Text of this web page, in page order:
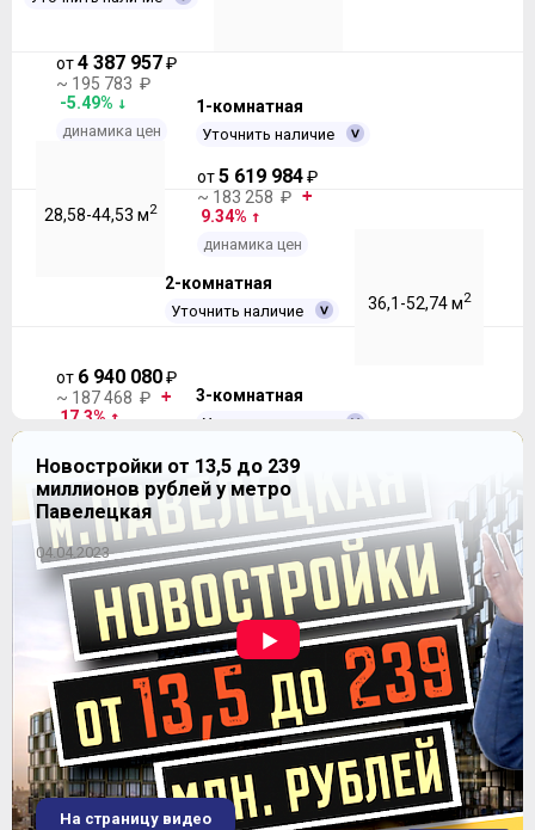
от4 387 957₽
~ 195 783 ₽
-5.49%
динамика цен
1-комнатная
Уточнить наличие
28,58-44,53 м2
от5 619 984₽
~ 183 258 ₽
9.34%
динамика цен
2-комнатная
Уточнить наличие 36,1-52,74 м2
от 6 940 080₽
~ 187 468 ₽
17.3%
3-комнатная
Уточнить наличие
48,61-65,38 м2
от8 503 006
~ 182 822 ₽
14.5%
динамика цен
4-комнатная
Уточнить наличие 65,17-68 м 2
от11 941 230₽
~ 187 039 ₽
25.11%
динамика цен
ЖК "Столичный"
Новостройки от 13,5 до 239
миллионов рублей у метро
Павелецкая
04.04.2023
На страницу видео